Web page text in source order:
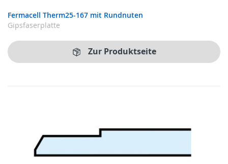
Fermacell Therm25-167 mit Rundnuten
Gipsfaserplatte
Zur Produktseite